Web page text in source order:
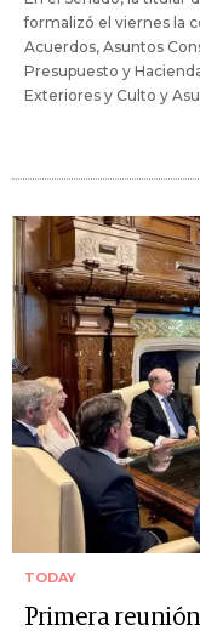
formalizó el viernes la
Acuerdos, Asuntos
Presupuesto y
Exteriores y Culto y
TODAY
Primera